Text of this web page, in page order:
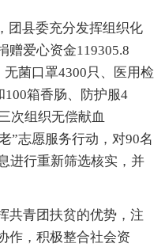
团县委充分发挥组织化
赠爱心资金119305.8
菌口罩4300只、医用检
100箱香肠、防护服4
次组织无偿献血
”志愿服务行动，对90名
进行重新筛选核实，并
共青团扶贫的优势，注
作，积极整合社会资